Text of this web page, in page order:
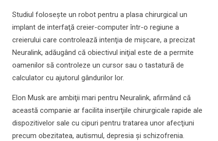
Studiul foloseşte un robot pentru a plasa chirurgical un
implant de interfaţă creier-computer într-o regiune a
creierului care controlează intenţia de mişcare, a precizat
Neuralink, adăugând că obiectivul iniţial este de a permite
oamenilor să controleze un cursor sau o tastatură de
calculator cu ajutorul gândurilor lor.
Elon Musk are ambiţii mari pentru Neuralink, afirmând că
această companie ar facilita inserţiile chirurgicale rapide ale
dispozitivelor sale cu cipuri pentru tratarea unor afecţiuni
precum obezitatea, autismul, depresia şi schizofrenia.